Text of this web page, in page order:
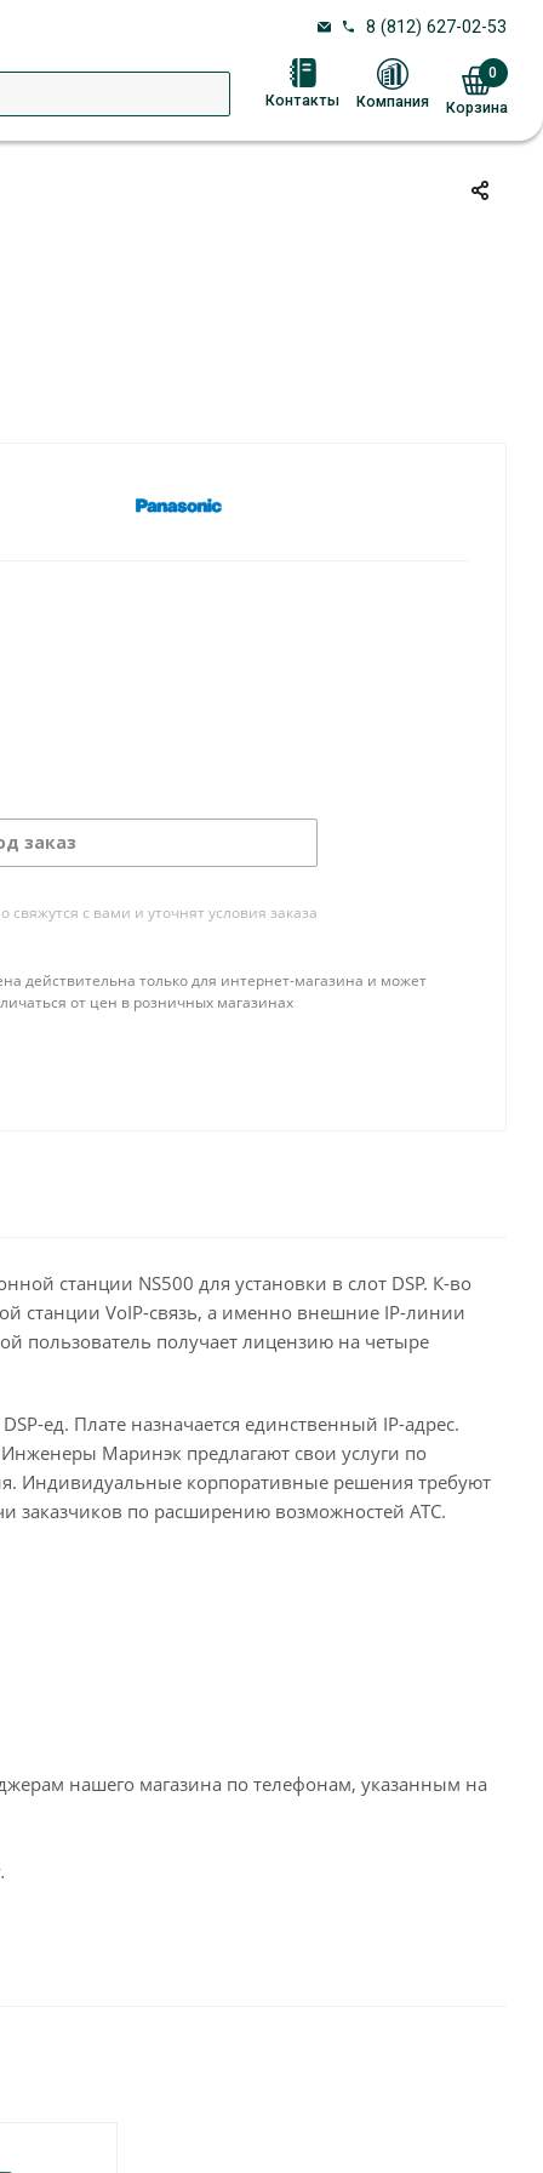
8 (812) 627-02-53
Контакты Компания Корзина
0
заказ
с вами и уточнят условия заказа
действительна только для интернет-магазина и может
от цен в розничных магазинах
станции NS500 для установки в слот DSP. К-во
станции VoIP-связь, а именно внешние IP-линии
пользователь получает лицензию на четыре
ед. Плате назначается единственный IP-адрес.
Маринэк предлагают свои услуги по
Индивидуальные корпоративные решения требуют
заказчиков по расширению возможностей АТС.
нашего магазина по телефонам, указанным на